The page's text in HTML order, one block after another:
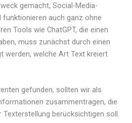
gemacht, Social-Media-
funktionieren auch ganz ohne
Tools wie ChatGPT, die einen
muss zunächst durch einen
werden, welche Art Text kreiert
gefunden, sollten wir als
zusammentragen, die
berücksichtigen soll.